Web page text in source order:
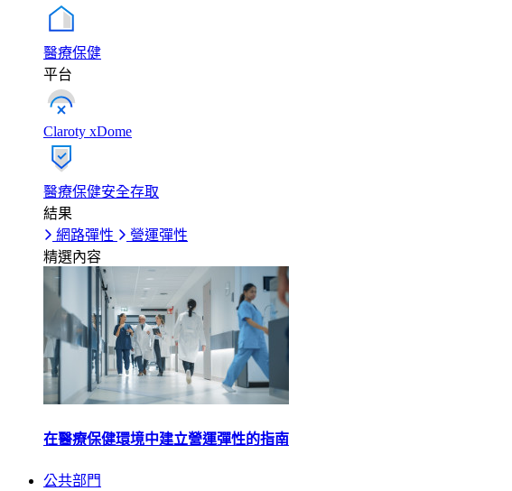
醫療保健
平台
Claroty xDome
醫療保健安全存取
結果
網路彈性
營運彈性
精選內容
在醫療保健環境中建立營運彈性的指南
公共部門